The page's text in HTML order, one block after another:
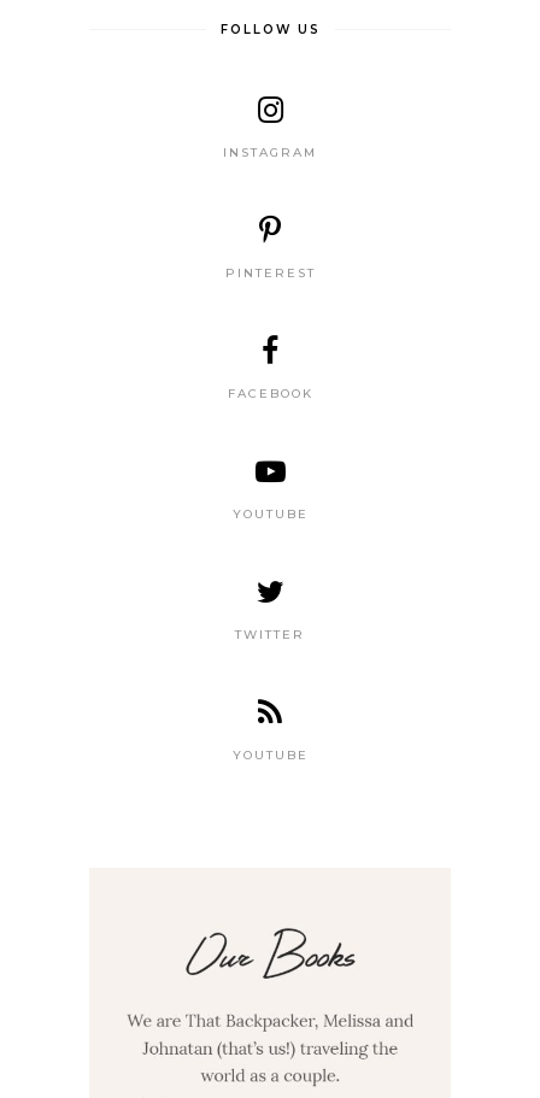
FOLLOW US
INSTAGRAM
PINTEREST
FACEBOOK
YOUTUBE
TWITTER
YOUTUBE